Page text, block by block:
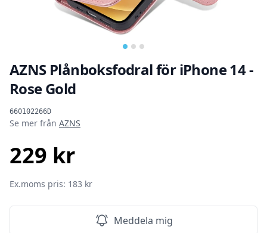
AZNS Plånboksfodral för iPhone 14 -
Rose Gold
660102266D
Produktinformation
Se mer från AZNS
229 kr
Ex.moms pris: 183 kr
Meddela mig